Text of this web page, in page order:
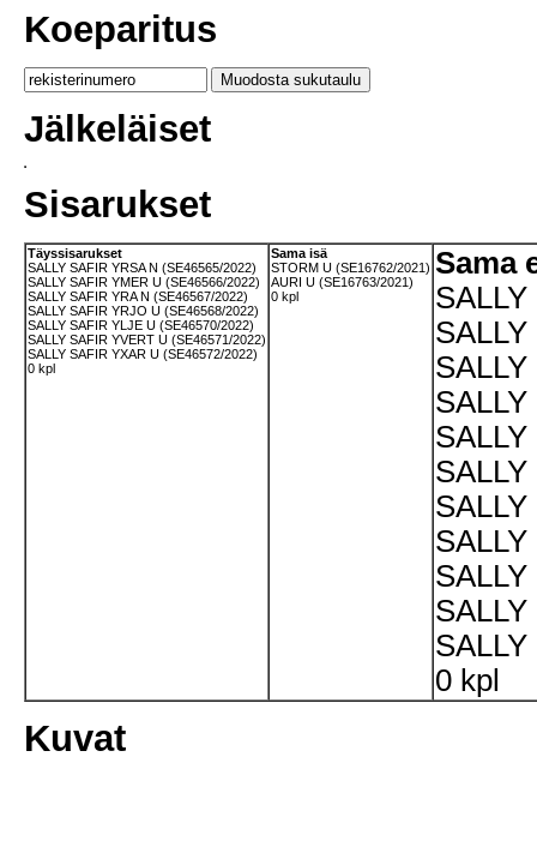
Koeparitus
Jälkeläiset
Sisarukset
Täyssisarukset
SALLY SAFIR YRSA N (SE46565/2022)
SALLY SAFIR YMER U (SE46566/2022)
SALLY SAFIR YRA N (SE46567/2022)
SALLY SAFIR YRJO U (SE46568/2022)
SALLY SAFIR YLJE U (SE46570/2022)
SALLY SAFIR YVERT U (SE46571/2022)
SALLY SAFIR YXAR U (SE46572/2022)
0 kpl
Sama isä
STORM U (SE16762/2021)
AURI U (SE16763/2021)
0 kpl
Sama
0 kpl
Kuvat